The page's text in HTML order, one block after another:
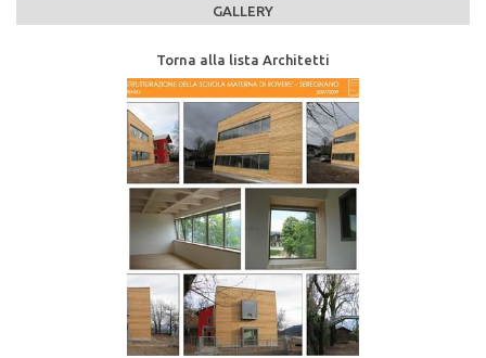
GALLERY
Torna alla lista Architetti